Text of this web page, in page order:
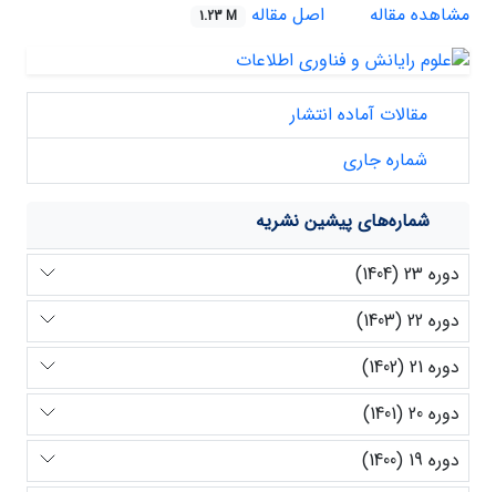
مشاهده مقاله
اصل مقاله 1.23 M
مقالات آماده انتشار
شماره جاری
شماره‌های پیشین نشریه
دوره 23 (1404)
دوره 22 (1403)
دوره 21 (1402)
دوره 20 (1401)
دوره 19 (1400)